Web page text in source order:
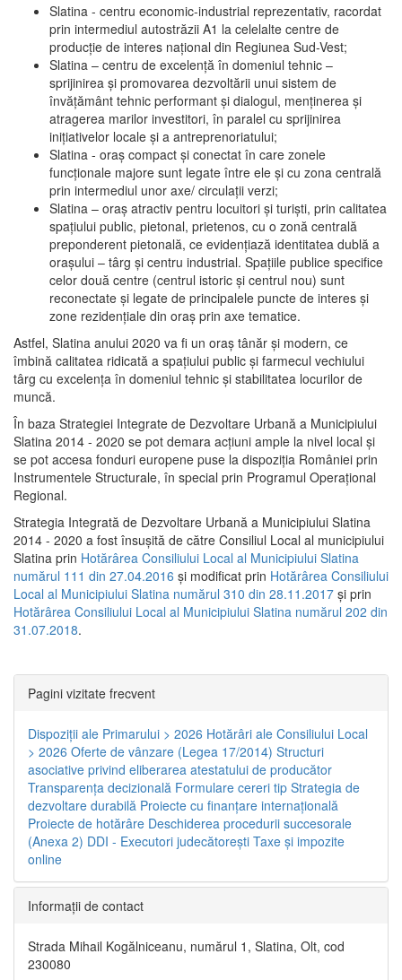
Slatina - centru economic-industrial reprezentativ, racordat
prin intermediul autostrăzii A1 la celelalte centre de
producţie de interes naţional din Regiunea Sud-Vest;
Slatina – centru de excelenţă în domeniul tehnic –
sprijinirea şi promovarea dezvoltării unui sistem de
învăţământ tehnic performant şi dialogul, menţinerea şi
atragerea marilor investitori, în paralel cu sprijinirea
iniţiativelor locale şi a antreprenoriatului;
Slatina - oraş compact şi conectat în care zonele
funcţionale majore sunt legate între ele şi cu zona centrală
prin intermediul unor axe/ circulații verzi;
Slatina – oraş atractiv pentru locuitori şi turişti, prin calitatea
spaţiului public, pietonal, prietenos, cu o zonă centrală
preponderent pietonală, ce evidenţiază identitatea dublă a
oraşului – târg şi centru industrial. Spaţiile publice specifice
celor două centre (centrul istoric şi centrul nou) sunt
reconectate şi legate de principalele puncte de interes şi
zone rezidenţiale din oraş prin axe tematice.
Astfel, Slatina anului 2020 va fi un oraş tânăr şi modern, ce
îmbină calitatea ridicată a spaţiului public şi farmecul vechiului
târg cu excelenţa în domeniul tehnic şi stabilitatea locurilor de
muncă.
În baza Strategiei Integrate de Dezvoltare Urbană a Municipiului
Slatina 2014 - 2020 se pot demara acţiuni ample la nivel local şi
se pot accesa fonduri europene puse la dispoziţia României prin
Instrumentele Structurale, în special prin Programul Operațional
Regional.
Strategia Integrată de Dezvoltare Urbană a Municipiului Slatina
2014 - 2020 a fost însuşită de către Consiliul Local al municipiului
Slatina prin Hotărârea Consiliului Local al Municipiului Slatina
numărul 111 din 27.04.2016 și modificat prin Hotărârea Consiliului
Local al Municipiului Slatina numărul 310 din 28.11.2017 și prin
Hotărârea Consiliului Local al Municipiului Slatina numărul 202 din
31.07.2018.
Pagini vizitate frecvent
Dispoziţii ale Primarului > 2026 Hotărâri ale Consiliului Local
> 2026 Oferte de vânzare (Legea 17/2014) Structuri
asociative privind eliberarea atestatului de producător
Transparenţa decizională Formulare cereri tip Strategia de
dezvoltare durabilă Proiecte cu finanţare internaţională
Proiecte de hotărâre Deschiderea procedurii succesorale
(Anexa 2) DDI - Executori judecătorești Taxe şi impozite
online
Informaţii de contact
Strada Mihail Kogălniceanu, numărul 1, Slatina, Olt, cod
230080